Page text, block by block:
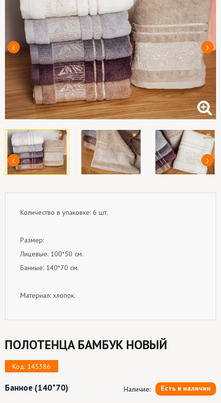
Количество в упаковке: 6 шт.
Размер:
Лицевые: 100*50 см.
Банные: 140*70 см.
Материал: хлопок.
ПОЛОТЕНЦА БАМБУК НОВЫЙ
Код: 145386
Банное (140*70) Наличие: Есть в наличии